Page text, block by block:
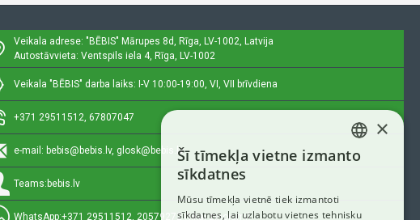
Veikala adrese: "BĒBIS" Mārupes 8d, Rīga, LV-1002, Latvija
Autostāvvieta: Ventspils iela 4, Rīga, LV-1002
Veikala "BĒBIS" darba laiks: I-V 10:00-19:00, VI, VII brīvdiena
+371 29511512, 67807047
e-mail: bebis@bebis.lv, glosk@bebis.lv
Teams: bebis.lv
WhatsApp:+371 29511512, 20579272 (tikai ziņojumi)
LATVIAN
ENGLISH
×
Šī tīmekļa vietne izmanto
sīkdatnes
Mūsu tīmekļa vietnē tiek izmantoti
sīkdatnes, lai uzlabotu vietnes tehnisku